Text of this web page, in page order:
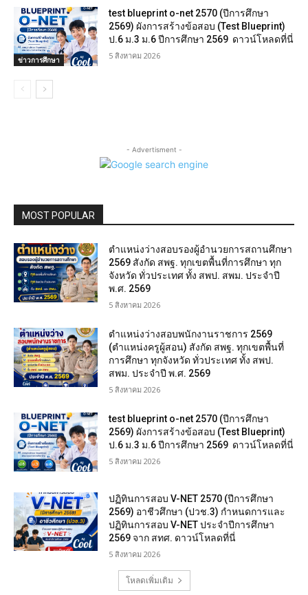
ข่าวการศึกษา
test blueprint o-net 2570 (ปีการศึกษา
2569) ผังการสร้างข้อสอบ (Test Blueprint)
ป.6 ม.3 ม.6 ปีการศึกษา 2569 ดาวน์โหลดที่นี่
5 สิงหาคม 2026
- Advertisment -
MOST POPULAR
ตำแหน่งว่างสอบรองผู้อำนวยการสถานศึกษา
2569 สังกัด สพฐ. ทุกเขตพื้นที่การศึกษา ทุก
จังหวัด ทั่วประเทศ ทั้ง สพป. สพม. ประจำปี
พ.ศ. 2569
5 สิงหาคม 2026
ตำแหน่งว่างสอบพนักงานราชการ 2569
(ตำแหน่งครูผู้สอน) สังกัด สพฐ. ทุกเขตพื้นที่
การศึกษา ทุกจังหวัด ทั่วประเทศ ทั้ง สพป.
สพม. ประจำปี พ.ศ. 2569
5 สิงหาคม 2026
test blueprint o-net 2570 (ปีการศึกษา
2569) ผังการสร้างข้อสอบ (Test Blueprint)
ป.6 ม.3 ม.6 ปีการศึกษา 2569 ดาวน์โหลดที่นี่
5 สิงหาคม 2026
ปฏิทินการสอบ V-NET 2570 (ปีการศึกษา
2569) อาชีวศึกษา (ปวช.3) กำหนดการและ
ปฏิทินการสอบ V-NET ประจำปีการศึกษา
2569 จาก สทศ. ดาวน์โหลดที่นี่
5 สิงหาคม 2026
โหลดเพิ่มเติม